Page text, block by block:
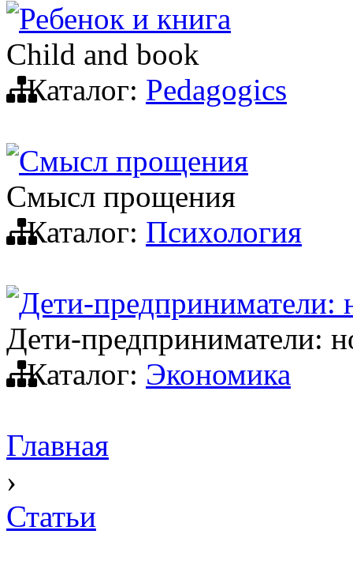
Ребенок и книга
Child and book
Каталог: Pedagogics
Смысл прощения
Смысл прощения
Каталог: Психология
Дети-предприниматели:
Дети-предприниматели:
Каталог: Экономика
Главная
›
Статьи